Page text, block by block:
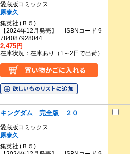
愛蔵版コミックス
原泰久
集英社 (Ｂ５)
【2024年12月発売】 ISBNコード 9
784087928044
2,475円
在庫状況：在庫あり（1～2日で出荷）
キングダム 完全版 ２０
愛蔵版コミックス
原泰久
集英社 (Ｂ５)